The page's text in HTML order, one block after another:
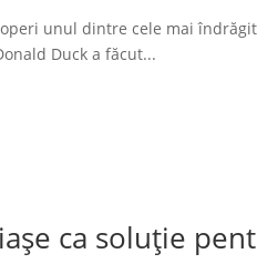
unul dintre cele mai
Duck a făcut...
ca soluție